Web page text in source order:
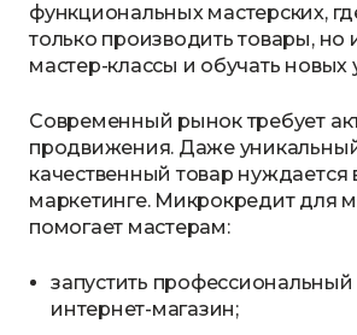
функциональных мастерских,
только производить товары, но
мастер-классы и обучать новых
Современный рынок требует
продвижения. Даже
качественный товар нуждается
маркетинге. Микрокредит для
помогает мастерам:
запустить профессиональный
интернет-магазин;